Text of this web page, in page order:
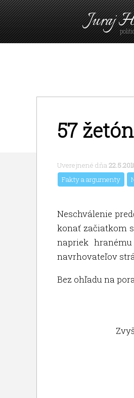
Juraj
57
Uverejnené dňa
Fakty a argumenty
Neschválenie
konať začiatkom
napriek
navrhovateľov
Bez ohľadu na